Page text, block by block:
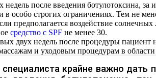
недель после введения ботулотоксина,
в особо строгих ограничениях. Тем не
предполагается воздействие
средство с SPFне менее 30.
двух недель после процедуры пациент
и уходовым процедурам в
крайне важно дать